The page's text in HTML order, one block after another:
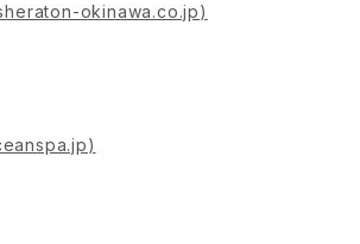
okinawa.co.jp)
)